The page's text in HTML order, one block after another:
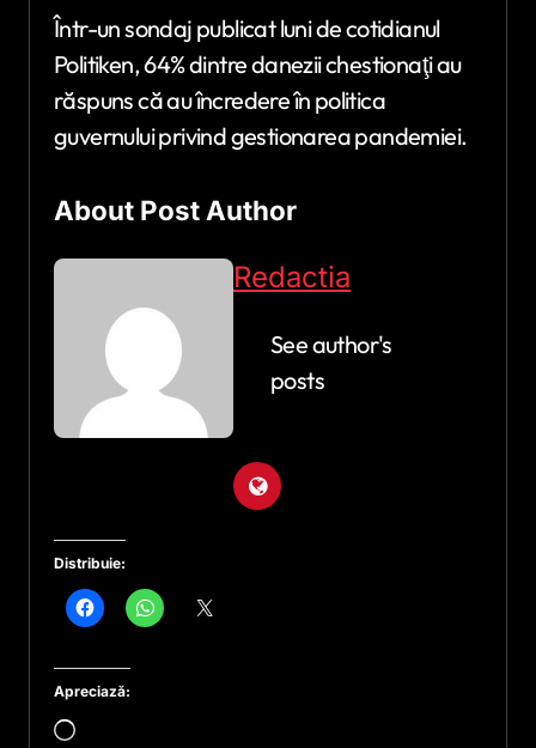
Într-un sondaj publicat luni de cotidianul
Politiken, 64% dintre danezii chestionaţi au
răspuns că au încredere în politica
guvernului privind gestionarea pandemiei.
About Post Author
Redactia
See author's
posts
Distribuie:
Apreciază:
Încarc...